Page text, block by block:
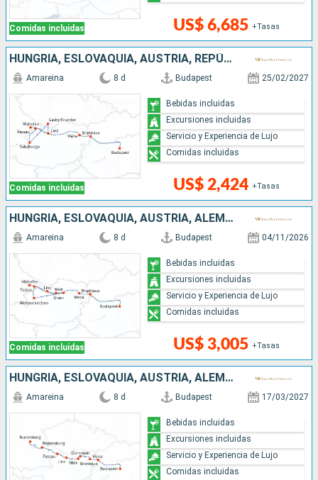
Comidas incluidas US$ 6,685 +Tasas
HUNGRÍA, ESLOVAQUIA, AUSTRIA, REPÚBLICA CHECA, ALEMANIA
Comidas incluidas
Amareina 8 d Budapest 25/02/2027
US$ 2,424 +Tasas
Bebidas incluidas
Excursiones incluidas
Servicio y Experiencia de Lujo
Comidas incluidas
HUNGRÍA, ESLOVAQUIA, AUSTRIA, ALEMANIA
Comidas incluidas
Amareina 8 d Budapest 04/11/2026
US$ 3,005 +Tasas
Bebidas incluidas
Excursiones incluidas
Servicio y Experiencia de Lujo
Comidas incluidas
HUNGRÍA, ESLOVAQUIA, AUSTRIA, ALEMANIA
Amareina 8 d Budapest 17/03/2027
Bebidas incluidas
Excursiones incluidas
Servicio y Experiencia de Lujo
Comidas incluidas